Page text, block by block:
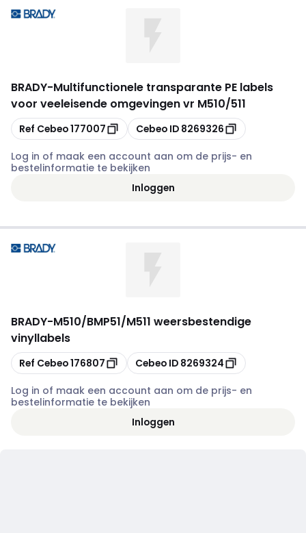
BRADY-Multifunctionele transparante PE labels
voor veeleisende omgevingen vr M510/511
Kopiëren
Ref Cebeo177007 Kopiëren
Cebeo ID 8269326
Log in of maak een account aan om de prijs- en
bestelinformatie te bekijken
Inloggen
BRADY-M510/BMP51/M511 weersbestendige
vinyllabels
Kopiëren
Ref Cebeo176807 Kopiëren
Cebeo ID 8269324
Log in of maak een account aan om de prijs- en
bestelinformatie te bekijken
Inloggen